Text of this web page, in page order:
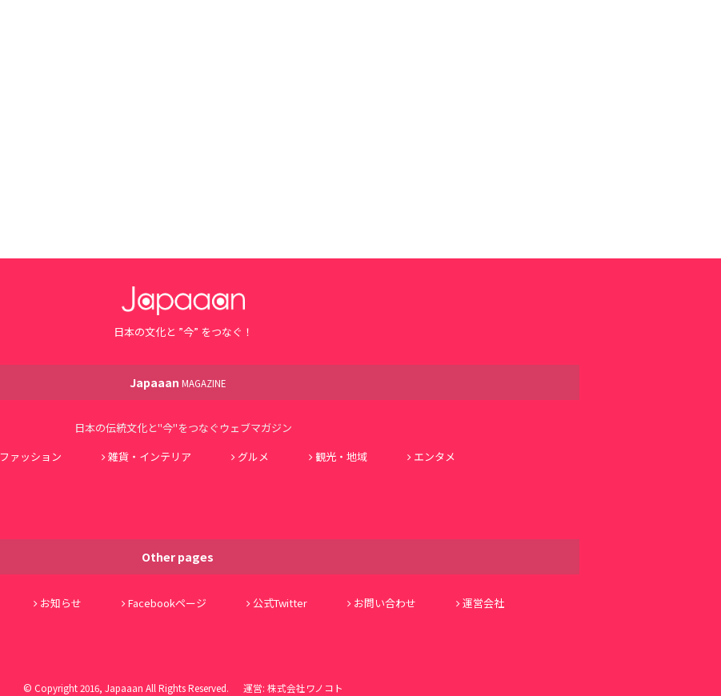
日本の文化と ”今” をつなぐ！
Japaaan MAGAZINE
日本の伝統文化と"今"をつなぐウェブマガジン
ファッション 雑貨・インテリア グルメ 観光・地域
エンタメ
Other pages
お知らせ Facebookページ 公式Twitter お問い合わせ 運営会社
© Copyright 2016, Japaaan All Rights Reserved. 運営: 株式会社ワノコト